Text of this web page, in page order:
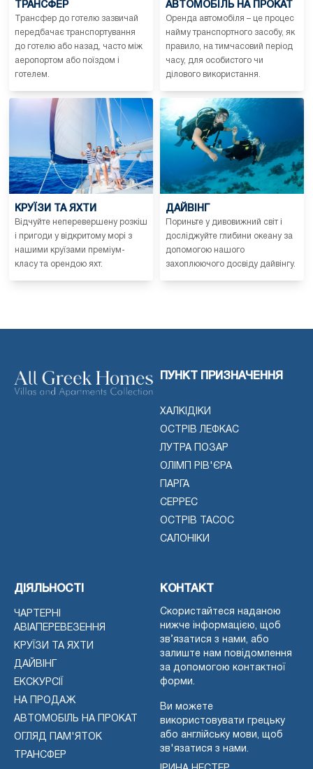
ТРАНСФЕР
Трансфер до готелю зазвичай
передбачає транспортування
до готелю або назад, часто між
аеропортом або поїздом і
готелем.
АВТОМОБІЛЬ НА ПРОКАТ
Оренда автомобіля – це процес
найму транспортного засобу, як
правило, на тимчасовий період
часу, для особистого чи
ділового використання.
КРУЇЗИ ТА ЯХТИ
Відчуйте неперевершену розкіш
і пригоди у відкритому морі з
нашими круїзами преміум-
класу та орендою яхт.
ДАЙВІНГ
Пориньте у дивовижний світ і
досліджуйте глибини океану за
допомогою нашого
захоплюючого досвіду дайвінгу.
ПУНКТ ПРИЗНАЧЕННЯ
ХАЛКІДІКИ
ОСТРІВ ЛЕФКАС
ЛУТРА ПОЗАР
ОЛІМП РІВ'ЄРА
ПАРГА
СЕРРЕС
ОСТРІВ ТАСОС
САЛОНІКИ
ДІЯЛЬНОСТІ
ЧАРТЕРНІ
АВІАПЕРЕВЕЗЕННЯ
КРУЇЗИ ТА ЯХТИ
ДАЙВІНГ
ЕКСКУРСІЇ
НА ПРОДАЖ
АВТОМОБІЛЬ НА ПРОКАТ
ОГЛЯД ПАМ'ЯТОК
ТРАНСФЕР
КОНТАКТ
Скористайтеся наданою
нижче інформацією, щоб
зв’язатися з нами, або
залиште нам повідомлення
за допомогою контактної
форми.
Ви можете
використовувати грецьку
або англійську мови, щоб
зв'язатися з нами.